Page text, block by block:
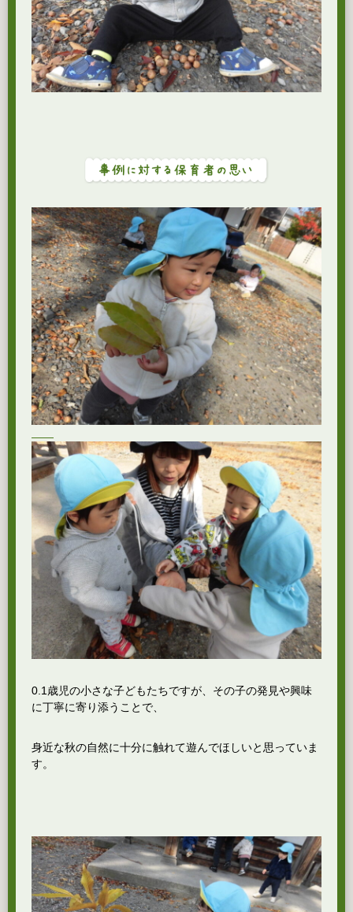
0.1歳児の小さな子どもたちですが、その子の発見や興味
に丁寧に寄り添うことで、
身近な秋の自然に十分に触れて遊んでほしいと思っていま
す。